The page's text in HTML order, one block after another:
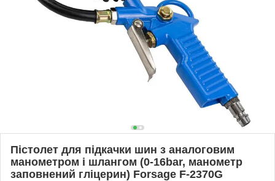
Пістолет для підкачки шин з аналоговим
манометром і шлангом (0-16bar, манометр
заповнений гліцерин) Forsage F-2370G